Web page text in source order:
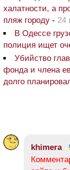
халатности, а
пляж городу - 24
В Одессе
полиция ищет
Убийство
фонда и члена
долго
khimera